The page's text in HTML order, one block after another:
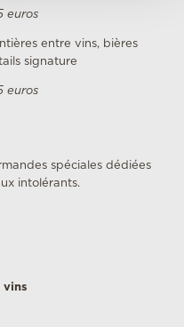
euros
entre vins, bières
signature
euros
spéciales dédiées
intolérants.
vins